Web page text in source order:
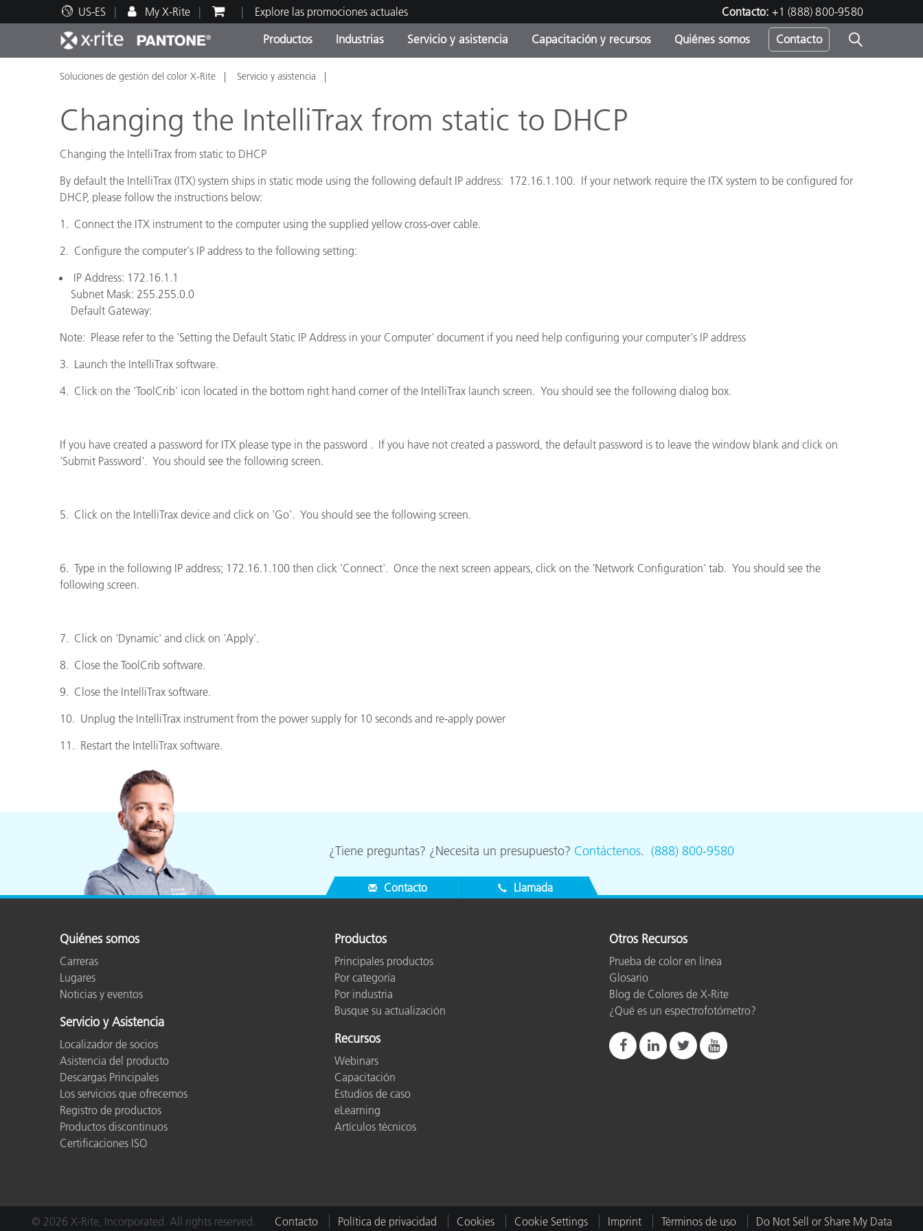
US-ES My X-Rite Explore las promociones actuales Contacto: +1 (888) 800-9580
Productos
Principales productos Categorías de Producto
actualización
Industrias
Impresión y Empaques
Automotriz
Plásticos
Pinturas y Recubrimientos
Textiles
Food Color Measurement
Servicio y asistencia
Soporte técnico Servicio y mantenimiento
Capacitación y recursos
Recursos educativos Adiestramiento
Brand Experience Center
Quiénes somos Contacto
Soluciones de gestión del color X-Rite Servicio y asistencia
Changing the IntelliTrax from static to DHCP
Changing the IntelliTrax from static to DHCP
By default the IntelliTrax (ITX) system ships in static mode using the following default IP address: 172.16.1.100. If your network require the ITX system to be configured for
DHCP, please follow the instructions below:
1. Connect the ITX instrument to the computer using the supplied yellow cross-over cable.
2. Configure the computer's IP address to the following setting:
IP Address: 172.16.1.1
Subnet Mask: 255.255.0.0
Default Gateway:
Note: Please refer to the 'Setting the Default Static IP Address in your Computer' document if you need help configuring your computer's IP address
3. Launch the IntelliTrax software.
4. Click on the 'ToolCrib' icon located in the bottom right hand corner of the IntelliTrax launch screen. You should see the following dialog box.
If you have created a password for ITX please type in the password . If you have not created a password, the default password is to leave the window blank and click on
'Submit Password'. You should see the following screen.
5. Click on the IntelliTrax device and click on 'Go'. You should see the following screen.
6. Type in the following IP address; 172.16.1.100 then click 'Connect'. Once the next screen appears, click on the 'Network Configuration' tab. You should see the
following screen.
7. Click on 'Dynamic' and click on 'Apply'.
8. Close the ToolCrib software.
9. Close the IntelliTrax software.
10. Unplug the IntelliTrax instrument from the power supply for 10 seconds and re-apply power
11. Restart the IntelliTrax software.
¿Tiene preguntas? ¿Necesita un presupuesto? Contáctenos. (888) 800-9580
Contacto Llamada
Quiénes somos
Carreras
Lugares
Noticias y eventos
Servicio y Asistencia
Localizador de socios
Asistencia del producto
Descargas Principales
Los servicios que ofrecemos
Registro de productos
Productos discontinuos
Certificaciones ISO
Productos
Principales productos
Por categoría
Por industria
Busque su actualización
Recursos
Webinars
Capacitación
Estudios de caso
eLearning
Artículos técnicos
Otros Recursos
Prueba de color en línea
Glosario
Blog de Colores de X-Rite
¿Qué es un espectrofotómetro?
© 2026 X-Rite, Incorporated. All rights reserved. Contacto Política de privacidad Cookies Cookie Settings Imprint Términos de uso Do Not Sell or Share My Data